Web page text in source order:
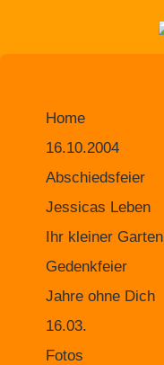
Home
16.10.2004
Abschiedsfeier
Jessicas Leben
Ihr kleiner Garten
Gedenkfeier
Jahre ohne Dich
16.03.
Fotos